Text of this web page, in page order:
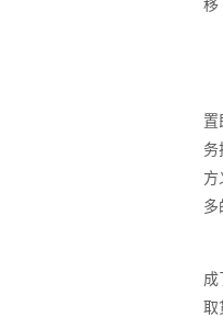
移
置
务
方
多
成
取